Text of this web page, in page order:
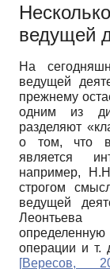
ведущей
На
ведущей
прежнему
одним из
разделяют
о том, что
является
например,
строгом
ведущей
Леонтьева
операции и т.
[Вересов,